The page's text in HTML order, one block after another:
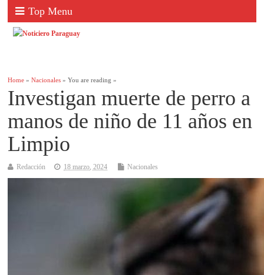
Top Menu
Home »Nacionales » You are reading »
Investigan muerte de perro a
manos de niño de 11 años en
Limpio
Redacción 18 marzo, 2024 Nacionales